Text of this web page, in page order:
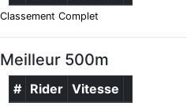
Classement Complet
Meilleur 500m
# Rider Vitesse